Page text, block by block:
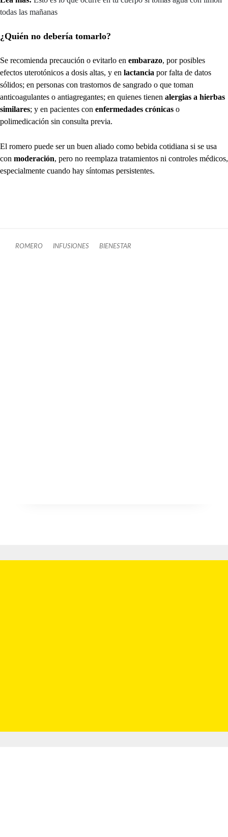
todas las mañanas
¿Quién no debería tomarlo?
Se recomienda precaución o evitarlo en embarazo, por posibles
efectos uterotónicos a dosis altas, y en lactancia por falta de datos
sólidos; en personas con trastornos de sangrado o que toman
anticoagulantes o antiagregantes; en quienes tienen alergias a hierbas
similares; y en pacientes con enfermedades crónicas o
polimedicación sin consulta previa.
El romero puede ser un buen aliado como bebida cotidiana si se usa
con moderación, pero no reemplaza tratamientos ni controles médicos,
especialmente cuando hay síntomas persistentes.
ROMERO INFUSIONES BIENESTAR